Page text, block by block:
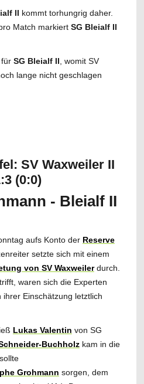
II kommt torhungrig daher.
Match markiert SG Bleialf II
SG Bleialf II , womit SV
lange nicht geschlagen
SV Waxweiler II
(0:0)
- Bleialf II
aufs Konto der Reserve
setzte sich mit einem
von SV Waxweilerdurch.
waren sich die Experten
Einschätzung letztlich
Lukas Valentin von SG
Buchholz kam in die
Grohmann sorgen, dem